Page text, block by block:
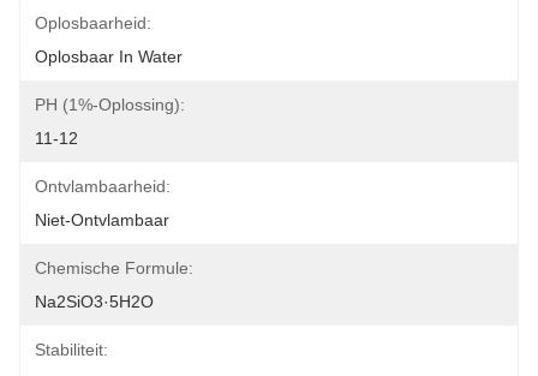
Oplosbaarheid:
Oplosbaar In Water
PH (1%-Oplossing):
11-12
Ontvlambaarheid:
Niet-Ontvlambaar
Chemische Formule:
Na2SiO3·5H2O
Stabiliteit: